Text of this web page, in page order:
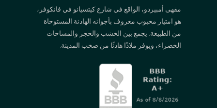
مقهى أمبيردو، الواقع في شارع كيتسيانو في فانكوفر،
هو امتياز محبوب معروف بأجوائه الهادئة المستوحاة
من الطبيعة. يجمع بين الخشب والحجر والمساحات
الخضراء، ويوفر ملاذًا هادئًا من صخب المدينة.